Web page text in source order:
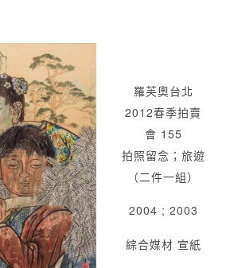
羅芙奧台北
2012春季拍賣
會 155
拍照留念；旅遊
（二件一組）
2004 ; 2003
綜合媒材 宣紙